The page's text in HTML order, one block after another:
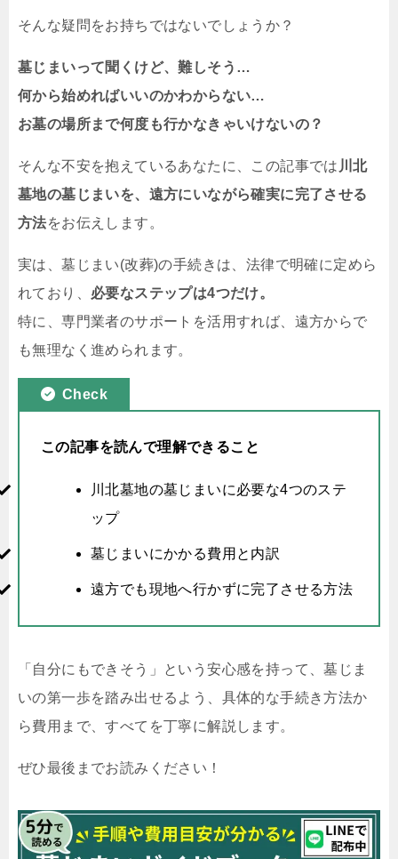
そんな疑問をお持ちではないでしょうか？
墓じまいって聞くけど、難しそう…
何から始めればいいのかわからない…
お墓の場所まで何度も行かなきゃいけないの？
そんな不安を抱えているあなたに、この記事では 川北
墓地の墓じまいを、遠方にいながら確実に完了させる
方法をお伝えします。
実は、墓じまい(改葬)の手続きは、法律で明確に定めら
れており、 必要なステップは4つだけ。
特に、専門業者のサポートを活用すれば、遠方からで
も無理なく進められます。
Check
この記事を読んで理解できること
川北墓地の墓じまいに必要な4つのステ
ップ
墓じまいにかかる費用と内訳
遠方でも現地へ行かずに完了させる方法
「自分にもできそう」という安心感を持って、墓じま
いの第一歩を踏み出せるよう、具体的な手続き方法か
ら費用まで、すべてを丁寧に解説します。
ぜひ最後までお読みください！